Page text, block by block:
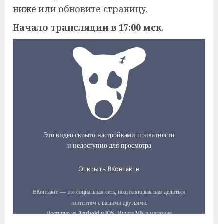
ниже или обновите страницу.
Начало трансляции в 17:00 мск.